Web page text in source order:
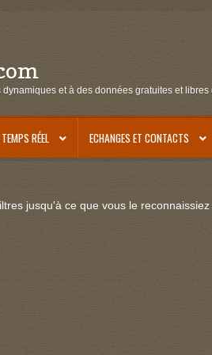
et à des données gratuites et libres
RÉEL ECHANGES ET CONTACTS
jusqu'à ce que vous le reconnaissiez